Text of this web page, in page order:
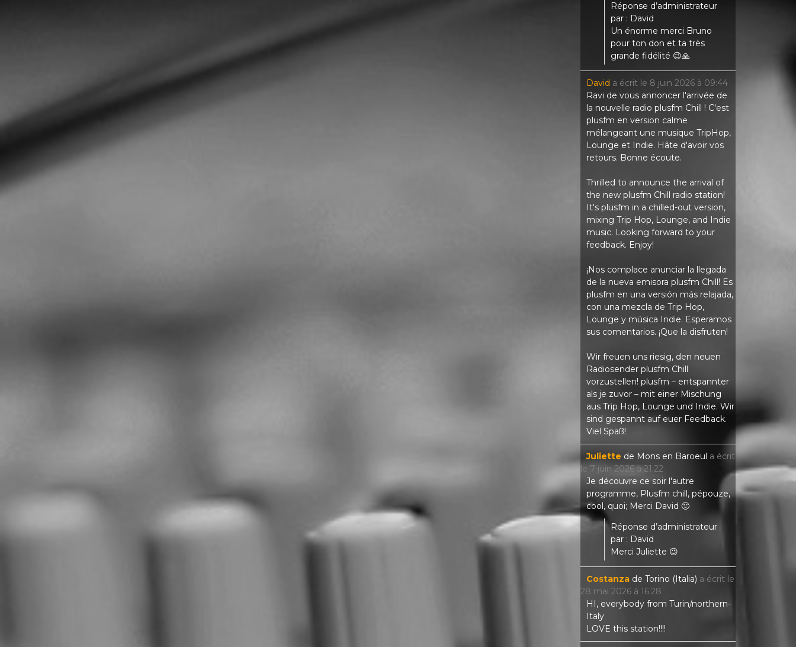
Réponse d’administrateur
par : David
Un énorme merci Bruno
pour ton don et ta très
grande fidélité 😉🙏
David a écrit le 8 juin 2026 à 09:44
Ravi de vous annoncer l'arrivée de
la nouvelle radio plusfm Chill ! C'est
plusfm en version calme
mélangeant une musique TripHop,
Lounge et Indie. Hâte d'avoir vos
retours. Bonne écoute.
Thrilled to announce the arrival of
the new plusfm Chill radio station!
It's plusfm in a chilled-out version,
mixing Trip Hop, Lounge, and Indie
music. Looking forward to your
feedback. Enjoy!
¡Nos complace anunciar la llegada
de la nueva emisora ​​plusfm Chill! Es
plusfm en una versión más relajada,
con una mezcla de Trip Hop,
Lounge y música Indie. Esperamos
sus comentarios. ¡Que la disfruten!
Wir freuen uns riesig, den neuen
Radiosender plusfm Chill
vorzustellen! plusfm – entspannter
als je zuvor – mit einer Mischung
aus Trip Hop, Lounge und Indie. Wir
sind gespannt auf euer Feedback.
Viel Spaß!
Juliette de Mons en Baroeul a écrit
le 7 juin 2026 à 21:22
Je découvre ce soir l'autre
programme, Plusfm chill, pépouze,
cool, quoi; Merci David 🙂
Réponse d’administrateur
par : David
Merci Juliette 😉
Costanza de Torino (Italia) a écrit le
28 mai 2026 à 16:28
HI, everybody from Turin/northern-
Italy
LOVE this station!!!!